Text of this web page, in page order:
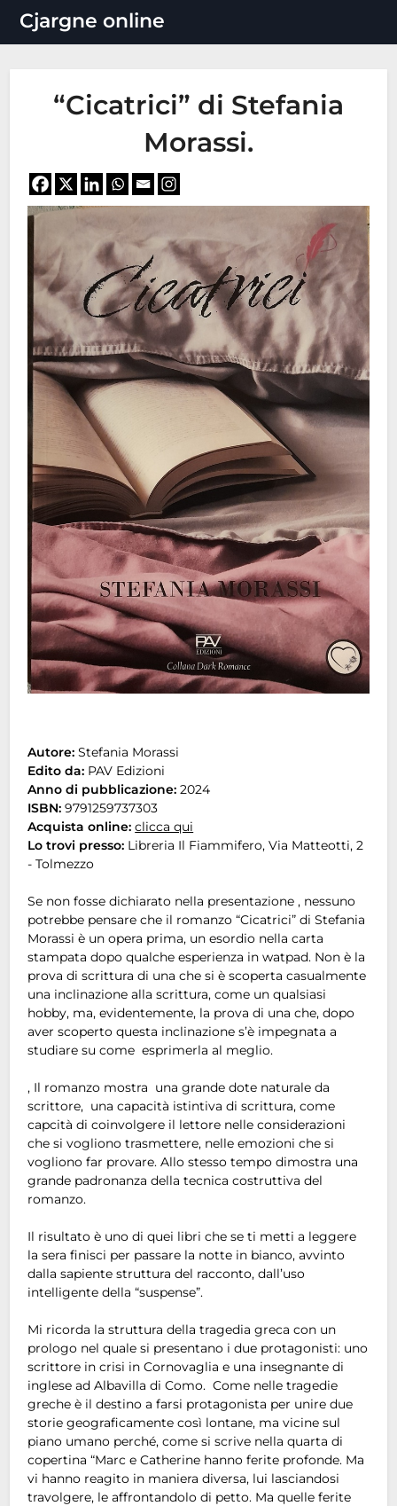
Cjargne online
“Cicatrici” di Stefania
Morassi.
Autore:Stefania Morassi
Edito da: PAV Edizioni
Anno di pubblicazione:2024
ISBN:9791259737303
Acquista online:clicca qui
Lo trovi presso: Libreria Il Fiammifero, Via Matteotti, 2
- Tolmezzo
Se non fosse dichiarato nella presentazione , nessuno
potrebbe pensare che il romanzo “Cicatrici” di Stefania
Morassi è un opera prima, un esordio nella carta
stampata dopo qualche esperienza in watpad. Non è la
prova di scrittura di una che si è scoperta casualmente
una inclinazione alla scrittura, come un qualsiasi
hobby, ma, evidentemente, la prova di una che, dopo
aver scoperto questa inclinazione s’è impegnata a
studiare su come esprimerla al meglio.
, Il romanzo mostra una grande dote naturale da
scrittore, una capacità istintiva di scrittura, come
capcità di coinvolgere il lettore nelle considerazioni
che si vogliono trasmettere, nelle emozioni che si
vogliono far provare. Allo stesso tempo dimostra una
grande padronanza della tecnica costruttiva del
romanzo.
Il risultato è uno di quei libri che se ti metti a leggere
la sera finisci per passare la notte in bianco, avvinto
dalla sapiente struttura del racconto, dall’uso
intelligente della “suspense”.
Mi ricorda la struttura della tragedia greca con un
prologo nel quale si presentano i due protagonisti: uno
scrittore in crisi in Cornovaglia e una insegnante di
inglese ad Albavilla di Como. Come nelle tragedie
greche è il destino a farsi protagonista per unire due
storie geograficamente così lontane, ma vicine sul
piano umano perché, come si scrive nella quarta di
copertina “Marc e Catherine hanno ferite profonde. Ma
vi hanno reagito in maniera diversa, lui lasciandosi
travolgere, le affrontandolo di petto. Ma quelle ferite